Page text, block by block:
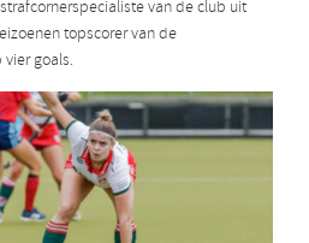
van de club uit
topscorer van de
goals.